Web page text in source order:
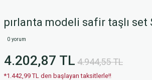
pırlanta modeli safir taşlı set
0 yorum
4.202,87 TL 4.944,55 TL
*1.442,99 TL den başlayan taksitlerle!!